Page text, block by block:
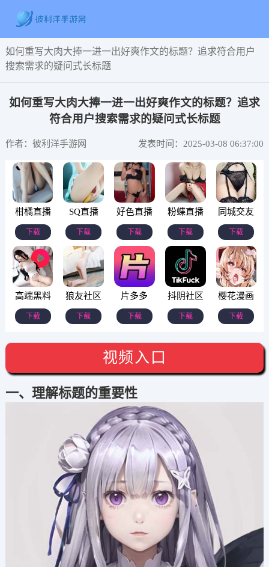
如何重写大肉大捧一进一出好爽作文的标题？追求符合用户
搜索需求的疑问式长标题
如何重写大肉大捧一进一出好爽作文的标题？追求
符合用户搜索需求的疑问式长标题
作者：彼利洋手游网 发表时间：2025-03-08 06:37:00
柑橘直播
下载
SQ直播
下载
好色直播
下载
粉蝶直播
下载
同城交友
下载
高端黑料
下载
狼友社区
下载
片多多
下载
抖阴社区
下载
樱花漫画
下载
视频入口
一、理解标题的重要性